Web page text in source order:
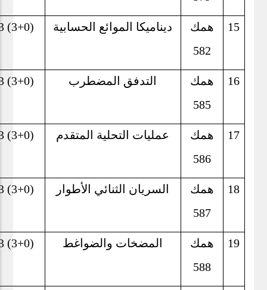
15
همك
582
ديناميكا الموائع الحسابية (3+0)
16
همك
585
التدفق المضطرب (3+0)
17
همك
586
عمليات التحلية المتقدم (3+0)
18
همك
587
السريان الثنائي الأطوار (3+0)
19
همك
588
المضخات والضواغط (3+0)